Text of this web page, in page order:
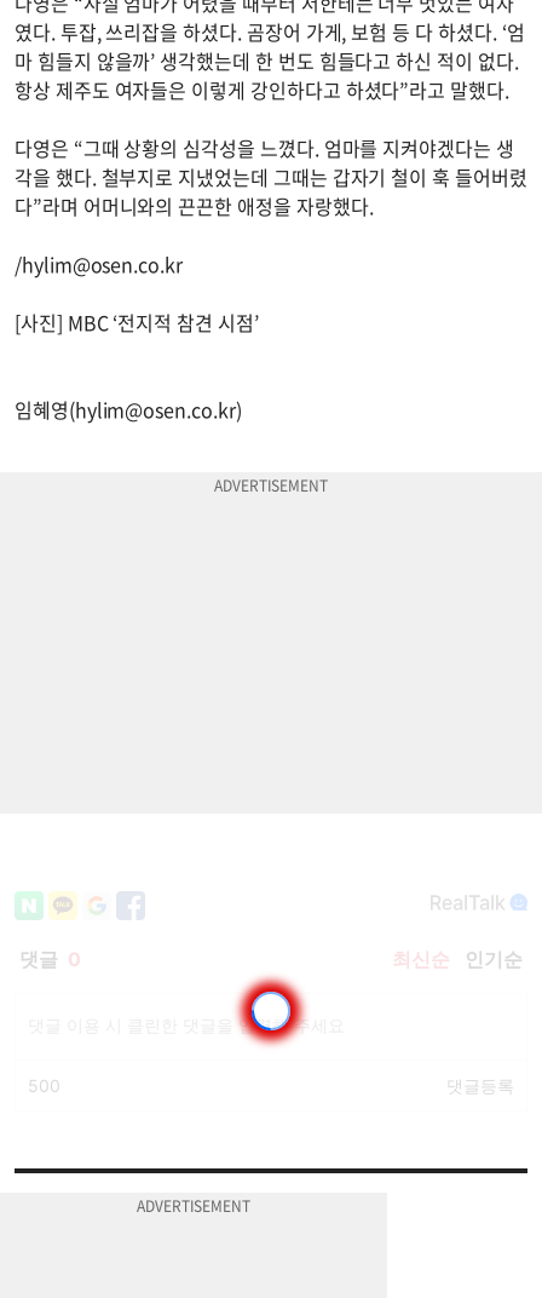
였다. 투잡, 쓰리잡을 하셨다. 곰장어 가게, 보험 등 다 하셨다. ‘엄
마 힘들지 않을까’ 생각했는데 한 번도 힘들다고 하신 적이 없다.
항상 제주도 여자들은 이렇게 강인하다고 하셨다”라고 말했다.
다영은 “그때 상황의 심각성을 느꼈다. 엄마를 지켜야겠다는 생
각을 했다. 철부지로 지냈었는데 그때는 갑자기 철이 훅 들어버렸
다”라며 어머니와의 끈끈한 애정을 자랑했다.
/hylim@osen.co.kr
[사진] MBC ‘전지적 참견 시점’
임혜영(hylim@osen.co.kr)